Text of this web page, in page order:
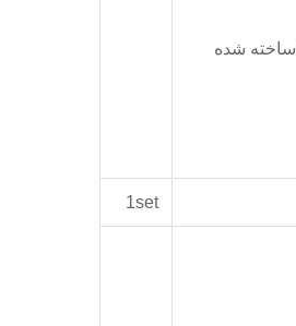
قطعات تماس با مواد از فولاد ضد زنگ 304 ساخته شده
1set